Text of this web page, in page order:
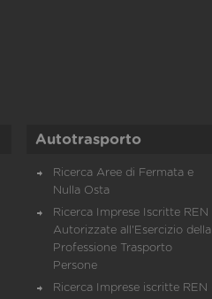
Autotrasporto
Ricerca Aree di Fermata e
Nulla Osta
Ricerca Imprese Iscritte REN
Autorizzate all'Esercizio della
Professione Trasporto
Persone
Ricerca Imprese iscritte REN